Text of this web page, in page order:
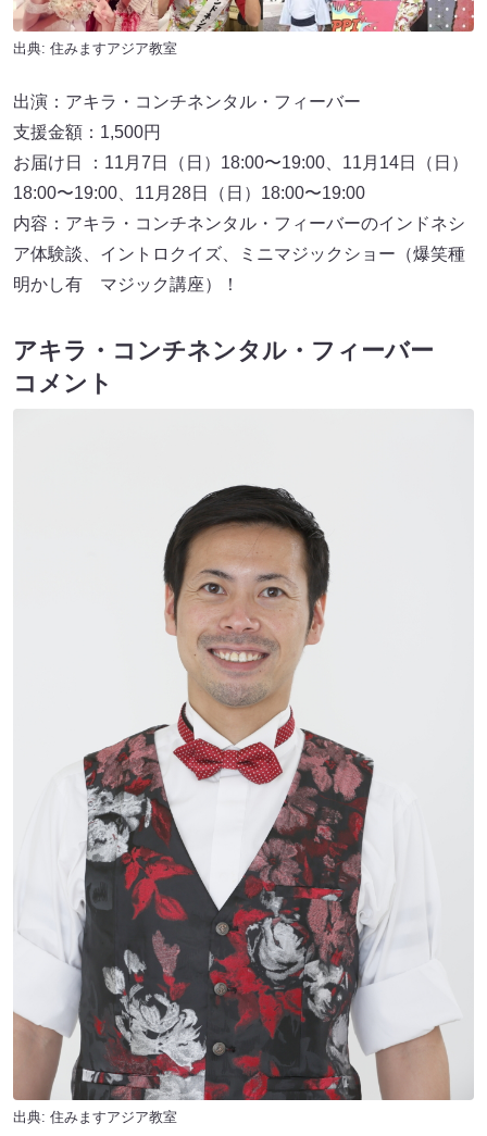
出典: 住みますアジア教室
出演：アキラ・コンチネンタル・フィーバー
支援金額：1,500円
お届け日 ：11月7日（日）18:00〜19:00、11月14日（日）
18:00〜19:00、11月28日（日）18:00〜19:00
内容：アキラ・コンチネンタル・フィーバーのインドネシ
ア体験談、イントロクイズ、ミニマジックショー（爆笑種
明かし有 マジック講座）！
アキラ・コンチネンタル・フィーバー
コメント
出典: 住みますアジア教室